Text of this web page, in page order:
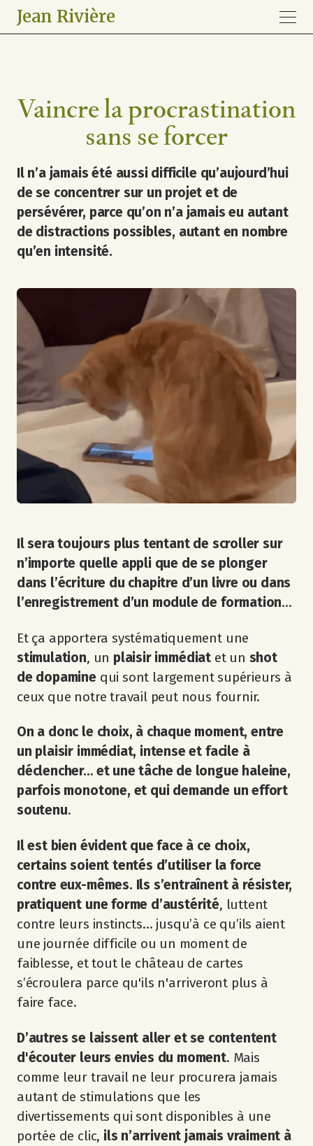
Jean Rivière
Vaincre la procrastination
sans se forcer
Il n’a jamais été aussi difficile qu’aujourd’hui
de se concentrer sur un projet et de
persévérer, parce qu’on n’a jamais eu autant
de distractions possibles, autant en nombre
qu’en intensité.
Il sera toujours plus tentant de scroller sur
n’importe quelle appli que de se plonger
dans l’écriture du chapitre d’un livre ou dans
l’enregistrement d’un module de formation...
Et ça apportera systématiquement une
stimulation, un plaisir immédiatet un shot
de dopamine qui sont largement supérieurs à
ceux que notre travail peut nous fournir.
On a donc le choix, à chaque moment, entre
un plaisir immédiat, intense et facile à
déclencher… et une tâche de longue haleine,
parfois monotone, et qui demande un effort
soutenu.
Il est bien évident que face à ce choix,
certains soient tentés d’utiliser la force
contre eux-mêmes. Ils s’entraînent à résister,
pratiquent une forme d’austérité, luttent
contre leurs instincts… jusqu’à ce qu’ils aient
une journée difficile ou un moment de
faiblesse, et tout le château de cartes
s’écroulera parce qu'ils n'arriveront plus à
faire face.
D’autres se laissent aller et se contentent
d'écouter leurs envies du moment. Mais
comme leur travail ne leur procurera jamais
autant de stimulations que les
divertissements qui sont disponibles à une
portée de clic, ils n’arrivent jamais vraiment à